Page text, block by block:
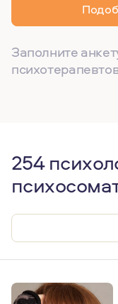
Заполните
254